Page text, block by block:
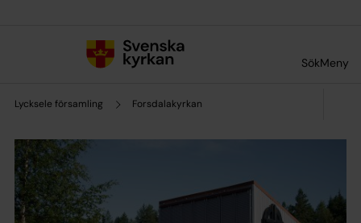
SökMeny
Lycksele församling Forsdalakyrkan